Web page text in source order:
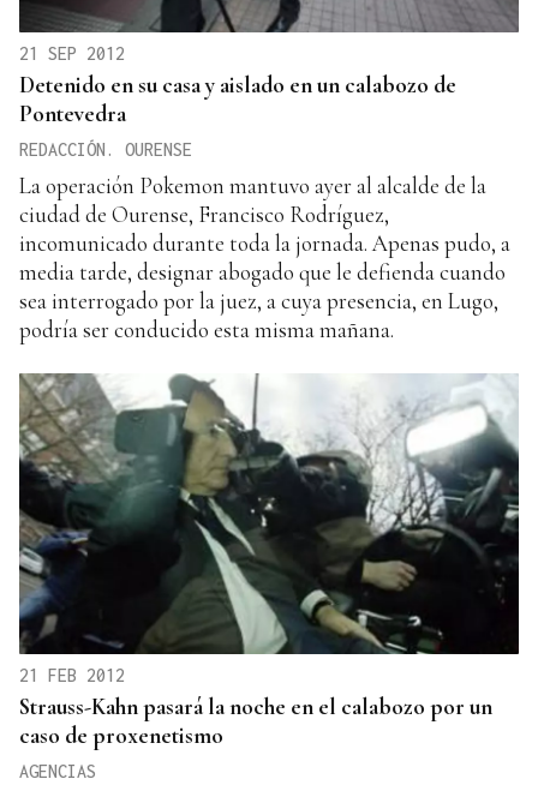
21 SEP 2012
Detenido en su casa y aislado en un calabozo de
Pontevedra
REDACCIÓN. OURENSE
La operación Pokemon mantuvo ayer al alcalde de la
ciudad de Ourense, Francisco Rodríguez,
incomunicado durante toda la jornada. Apenas pudo, a
media tarde, designar abogado que le defienda cuando
sea interrogado por la juez, a cuya presencia, en Lugo,
podría ser conducido esta misma mañana.
21 FEB 2012
Strauss-Kahn pasará la noche en el calabozo por un
caso de proxenetismo
AGENCIAS